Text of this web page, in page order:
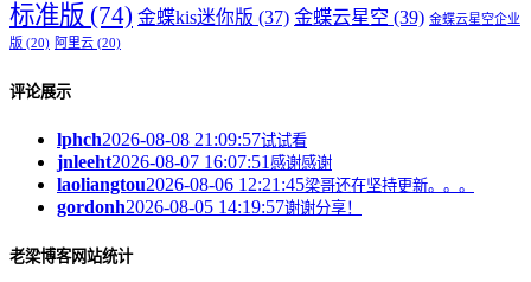
标准版 (74) 金蝶kis迷你版 (37) 金蝶云星空 (39) 金蝶云星空企业
版 (20) 阿里云 (20)
评论展示
lphch2026-08-08 21:09:57试试看
jnleeht2026-08-07 16:07:51 感谢感谢
laoliangtou2026-08-06 12:21:45梁哥还在坚持更新。。。
gordonh2026-08-05 14:19:57谢谢分享！
老梁博客网站统计